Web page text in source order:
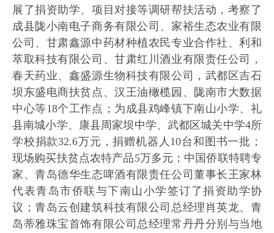
展了捐资助学、项目对接等调研帮扶活动，考察了
成县陇小南电子商务有限公司、家裕生态农业有限
公司、甘肃鑫源中药材种植农民专业合作社、利和
萃取科技有限公司、甘肃红川酒业有限责任公司，
春天药业、鑫盛源生物科技有限公司，武都区吉石
坝东盛电商扶贫点、汉王油橄榄园、陇南市大数据
中心等18个工作点；为成县鸡峰镇下南山小学、礼
县南城小学、康县周家坝中学、武都区城关中学4所
学校捐款32.6万元，捐赠机器人10台和图书一批；
现场购买扶贫点农特产品5万多元；中国侨联特聘专
家、青岛德华生态啤酒有限责任公司董事长王家林
代表青岛市侨联与下南山小学签订了捐资助学协
议；青岛云创建筑科技有限公司总经理肖英龙、青
岛蒂雅珠宝首饰有限公司总经理常丹丹分别与当地